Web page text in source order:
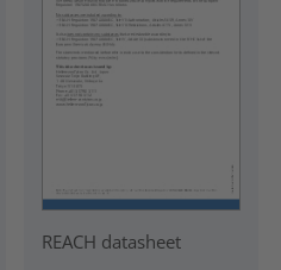
REACH datasheet